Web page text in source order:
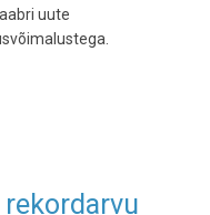
uute